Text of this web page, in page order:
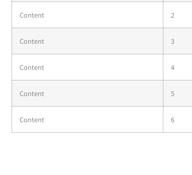
Content 2
Content 3
Content 4
Content 5
Content 6